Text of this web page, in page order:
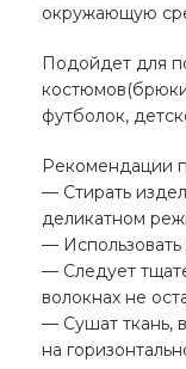
окружающую
Подойдет для
футболок,
Рекомендации
— Стирать
деликатном
—
— Следует
волокнах не
— Сушат ткань,
на